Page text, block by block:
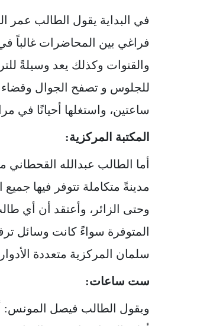
في البداية يقول الطالب عمر
فراغي بين المحاضرات غالباً
والقنوات وكذلك يعد وسيلةً
للجلوس و تصفح الجوال
ساعتين، واستغلها أحيانًا في
المكتبة المركزية:
أما الطالب عبدالله القحطاني
مدينةً متكاملة تتوفر فيها
وحتى الزائر، وأعتقد أن أي
المتوفرة سواءً كانت وسائل
سلمان المركزية متعددة
ست ساعات: